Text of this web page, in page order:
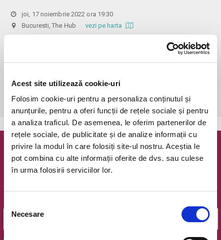
Acest site utilizează cookie-uri
Folosim cookie-uri pentru a personaliza conținutul și
anunțurile, pentru a oferi funcții de rețele sociale și pentru
a analiza traficul. De asemenea, le oferim partenerilor de
rețele sociale, de publicitate și de analize informații cu
privire la modul în care folosiți site-ul nostru. Aceștia le
pot combina cu alte informații oferite de dvs. sau culese
în urma folosirii serviciilor lor.
consimțământului
Necesare
joi, 17 noiembrie 2022 ora 19:30
Bucuresti, The Hub vezi pe harta
În funcție de ora de începere, accesul în sală se poate face cu o
oră / cu 40 minute mai devreme, fiind permis cu până la 10 minute
Informații suplimentare, la nr. de telefon 0773 825 249.
Newsletter @ Bilete.ro